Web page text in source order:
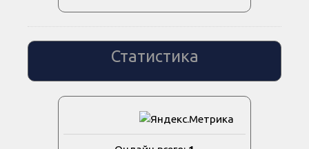
Статистика